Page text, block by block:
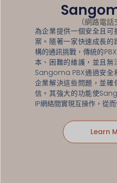
（網路電話
為企業提供一個安全且可
案。隨著一家快速成長的
構的通訊挑戰，傳統的
本、困難的維護，並且無
Sangoma PBX通過安全
企業解決這些問題，並確
信。其強大的功能使
IP網絡間實現互操作，從
Learn